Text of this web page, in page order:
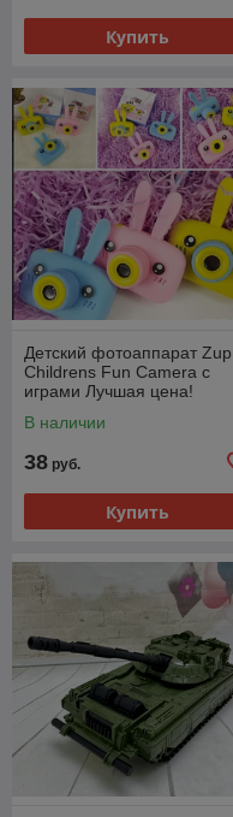
Купить
Детский фотоаппарат Zup
Childrens Fun Camera с
играми Лучшая цена!
В наличии
38 руб.
Купить